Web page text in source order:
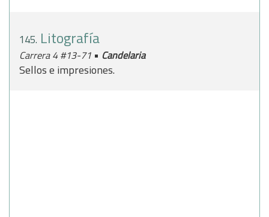
145. Litografía
Carrera 4 #13-71 • Candelaria
Sellos e impresiones.